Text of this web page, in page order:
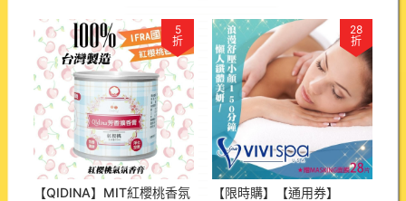
5
折
【QIDINA】MIT紅櫻桃香氛
28
折
【限時購】【通用券】